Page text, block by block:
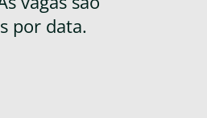
por data.